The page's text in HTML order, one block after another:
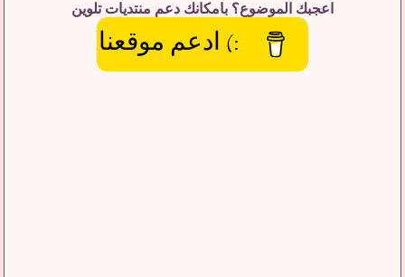
اعجبك الموضوع؟ بامكانك دعم منتديات تلوين
:) ادعم موقعنا